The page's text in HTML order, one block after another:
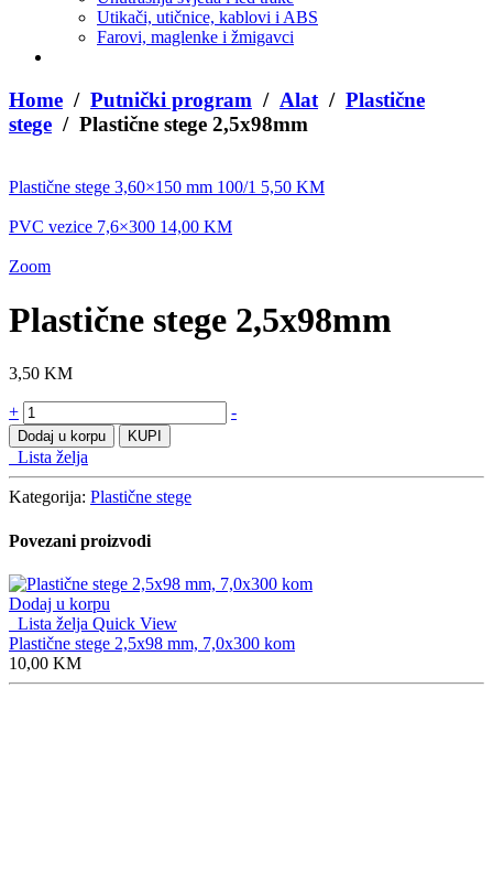
Utikači, utičnice, kablovi i ABS
Farovi, maglenke i žmigavci
Home / Putnički program / Alat / Plastične
stege / Plastične stege 2,5x98mm
Plastične stege 3,60×150 mm 100/1 5,50 KM
PVC vezice 7,6×300 14,00 KM
Zoom
Plastične stege 2,5x98mm
3,50 KM
Plastične
stege
2,5x98mm
količine
+ -
Dodaj u korpu KUPI
Lista želja
Kategorija: Plastične stege
Povezani proizvodi
Dodaj u korpu
Lista želja Quick View
Plastične stege 2,5x98 mm, 7,0x300 kom
10,00 KM